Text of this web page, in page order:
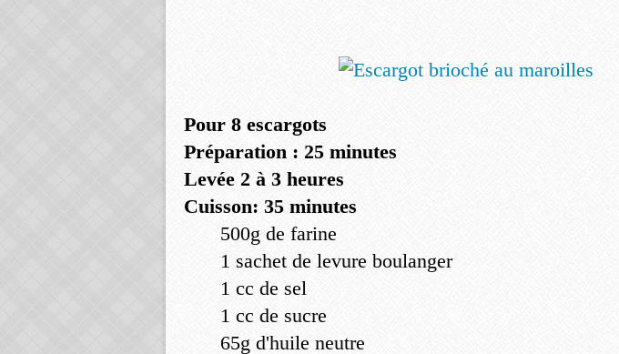
Pour 8 escargots
Préparation : 25 minutes
Levée 2 à 3 heures
Cuisson: 35 minutes
500g de farine
1 sachet de levure boulanger
1 cc de sel
1 cc de sucre
65g d'huile neutre